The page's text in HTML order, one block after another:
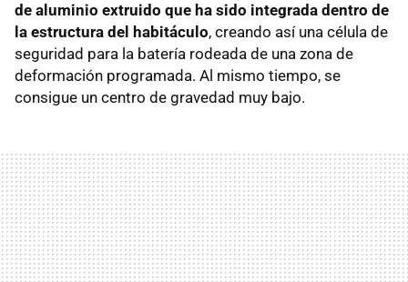
de aluminio extruido que ha sido integrada dentro de
la estructura del habitáculo, creando así una célula de
seguridad para la batería rodeada de una zona de
deformación programada. Al mismo tiempo, se
consigue un centro de gravedad muy bajo.